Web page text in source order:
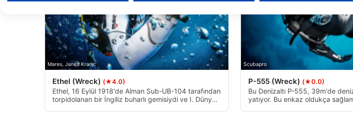
Mares, Janez Kranjc
Ethel (Wreck) (★4.0)
Ethel, 16 Eylül 1918'de Alman Sub-UB-104 tarafından
torpidolanan bir İngiliz buharlı gemisiydi ve I. Dünya
Scubapro
P-555 (Wreck) (★0.0)
Bu Denizaltı P-555, 39m'de
yatıyor. Bu enkaz oldukça
Kişiselleştirilmiş reklam için profiller oluşturmak
Kişiselleştirilmiş reklam seçmek için profilleri kullanmak
İçeriği kişiselleştirmek için profiller oluşturmak
Reklam performansını ölçmek